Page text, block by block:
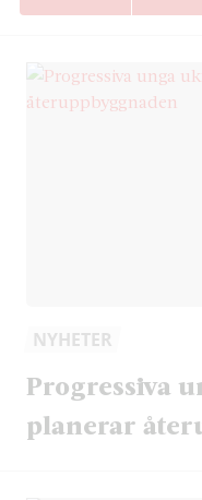
NYHETER
Progressiva
planerar